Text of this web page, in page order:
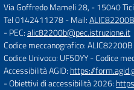
Via Goffredo Mameli 28, -15040
Tel 0142411278- Mail:
- PEC:alic82200b@pec.istruzione.it
Codice meccanografico: ALIC82200B
Codice Univoco: UF5OYY- Codice
Accessibilità AGID: https://
- Obiettivi di accessibilità 2026: